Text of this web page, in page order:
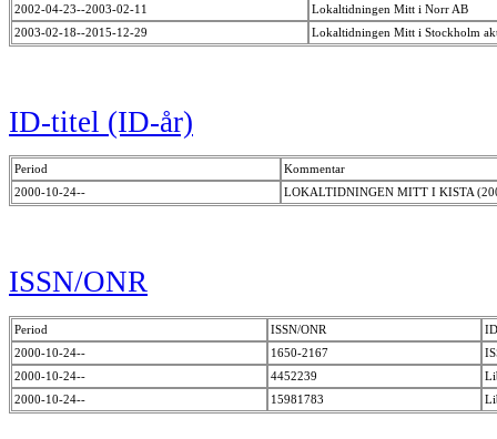
2002-04-23--2003-02-11
Lokaltidningen Mitt i Norr AB
2003-02-18--2015-12-29
Lokaltidningen Mitt i Stockholm
ID-titel (ID-år)
Period
Kommentar
2000-10-24--
LOKALTIDNINGEN MITT I KISTA
ISSN/ONR
Period ISSN/ONR
2000-10-24--
1650-2167
2000-10-24--
4452239
2000-10-24--
15981783